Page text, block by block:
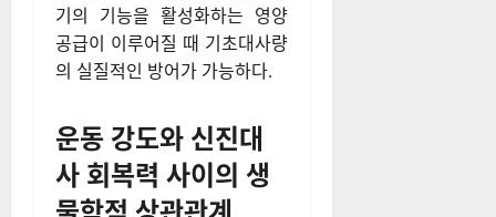
한 성분들은 간에 과부하를 주
고 지방간을 유발하며, 이는 결
국 전신 대사 저하로 이어진다.
미토콘드리아의 기능을 돕는 마
그네슘, 비타민 B군 등의 미량
영양소 섭취도 병행돼야 한다.
근육량 보존과 동시에 내부 장